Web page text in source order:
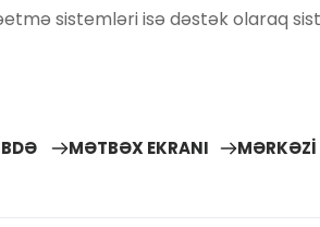
sistemləri isə dəstək olaraq
MƏTBƏX EKRANI